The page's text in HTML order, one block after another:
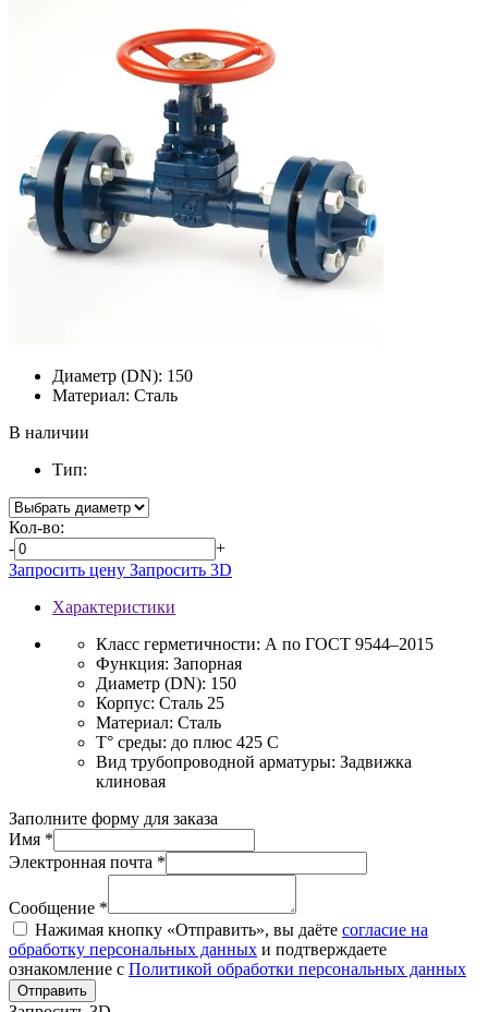
Диаметр (DN): 150
Материал: Сталь
В наличии
Тип:
Кол-во:
-
+
Запросить цену Запросить 3D
Характеристики
Класс герметичности: А по ГОСТ 9544–2015
Функция: Запорная
Диаметр (DN): 150
Корпус: Сталь 25
Материал: Сталь
T° среды: до плюс 425 С
Вид трубопроводной арматуры: Задвижка
клиновая
Заполните форму для заказа
Имя *
Электронная почта *
Сообщение *
Нажимая кнопку «Отправить», вы даёте согласие на
обработку персональных данных и подтверждаете
ознакомление с Политикой обработки персональных данных
Отправить